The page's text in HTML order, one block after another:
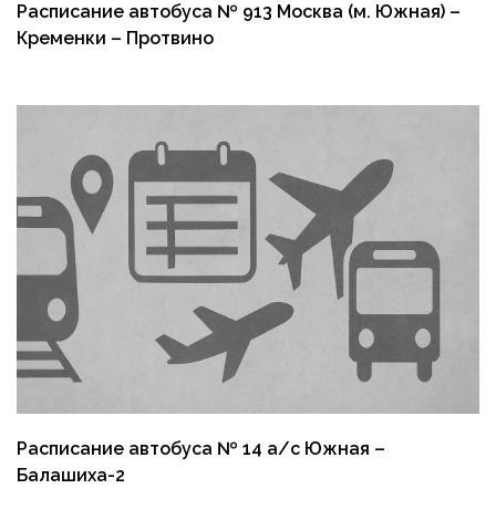
Расписание автобуса № 913 Москва (м. Южная) –
Кременки – Протвино
Расписание автобуса № 14 а/с Южная –
Балашиха-2